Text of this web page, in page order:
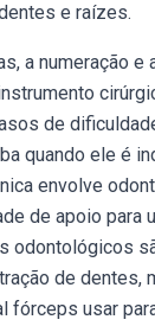
e raízes.
a numeração e
de
quando ele é
envolve
de apoio para
odontológicos
de dentes,
fórceps usar